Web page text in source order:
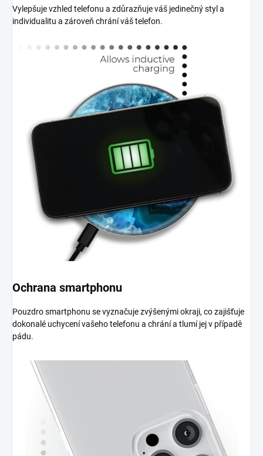
Vylepšuje vzhled telefonu a zdůrazňuje váš jedinečný styl a
individualitu a zároveň chrání váš telefon.
Ochrana smartphonu
Pouzdro smartphonu se vyznačuje zvýšenými okraji, co zajišťuje
dokonalé uchycení vašeho telefonu a chrání a tlumí jej v případě
pádu.